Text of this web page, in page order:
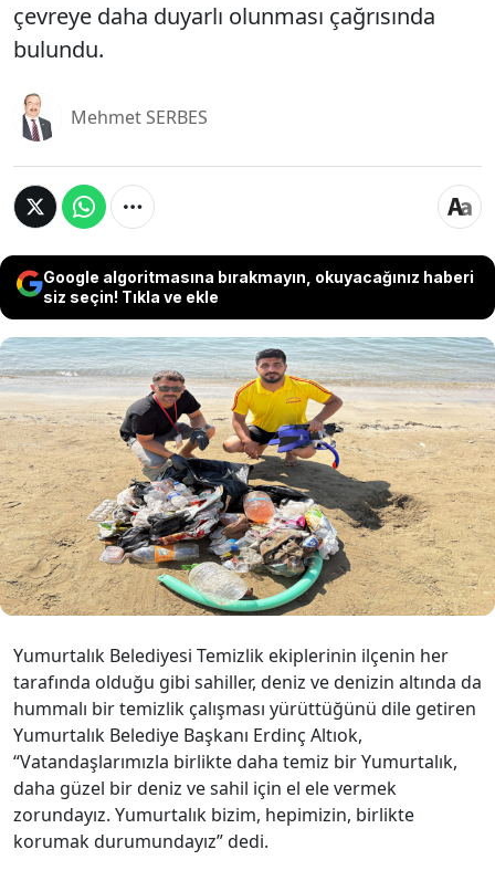
çevreye daha duyarlı olunması çağrısında
bulundu.
Mehmet SERBES
Google algoritmasına bırakmayın, okuyacağınız haberi
siz seçin! Tıkla ve ekle
Adana’nın Yumurtalık İlçe Belediyesi Dalgıç Ekibi,
Avrupa Birliği standartlarında mavi bayrak alan
Dervişiye Sahili’nde su altı temizliği yaptı. Cadde ve
mahalleleri pırıl pırıl yapan Yumurtalık Belediyesi,
denizin altını da tertemiz yapmak için yoğun bir
çaba harcıyor. Her hafta düzenli olarak temizlenen
su altından yığınla çöp çıkaran belediye ekipleri,
çevreye daha duyarlı olunması çağrısında bulundu.
Yumurtalık Belediyesi Temizlik ekiplerinin ilçenin her
tarafında olduğu gibi sahiller, deniz ve denizin altında da
hummalı bir temizlik çalışması yürüttüğünü dile getiren
Yumurtalık Belediye Başkanı Erdinç Altıok,
“Vatandaşlarımızla birlikte daha temiz bir Yumurtalık,
daha güzel bir deniz ve sahil için el ele vermek
zorundayız. Yumurtalık bizim, hepimizin, birlikte
korumak durumundayız” dedi.